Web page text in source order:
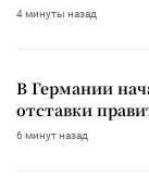
4 минуты назад
В Германии
отставки
6 минут назад